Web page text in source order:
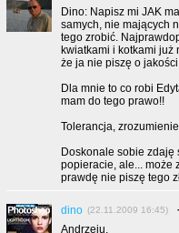
Dino: Napisz mi JAK
samych, nie mających
tego zrobić.
kwiatkami i kotkami
że ja nie piszę o
Dla mnie to co robi
mam do tego prawo!!
Tolerancja,
Doskonale sobie zdaję
popieracie, ale... może
prawdę nie piszę tego
dino (22.11.2009 16:45)
Andrzeju,